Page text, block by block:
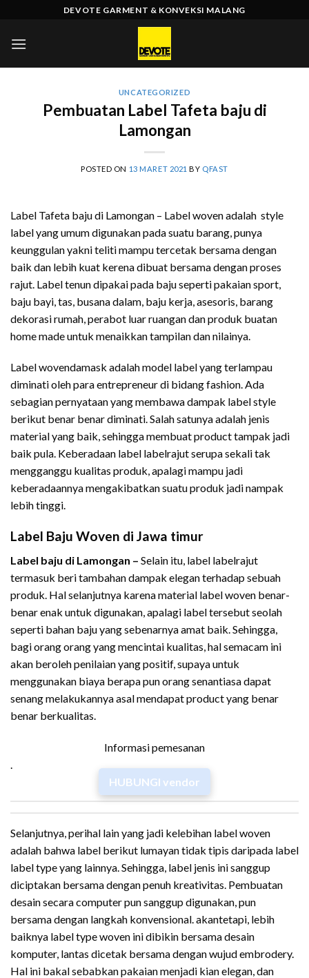
content
DEVOTE GARMENT & KONVEKSI MALANG
UNCATEGORIZED
Pembuatan Label Tafeta baju di
Lamongan
POSTED ON 13 MARET 2021 BY QFAST
Label Tafeta baju di Lamongan – Label woven adalah style
label yang umum digunakan pada suatu barang, punya
keunggulan yakni teliti mampu tercetak bersama dengan
baik dan lebih kuat kerena dibuat bersama dengan proses
rajut. Label tenun dipakai pada baju seperti pakaian sport,
baju bayi, tas, busana dalam, baju kerja, asesoris, barang
dekorasi rumah, perabot luar ruangan dan produk buatan
home made untuk menaikkan tampilan dan nilainya.
Label wovendamask adalah model label yang terlampau
diminati oleh para entrepreneur di bidang fashion. Ada
sebagian pernyataan yang membawa dampak label style
berikut benar benar diminati. Salah satunya adalah jenis
material yang baik, sehingga membuat product tampak jadi
baik pula. Keberadaan label labelrajut serupa sekali tak
mengganggu kualitas produk, apalagi mampu jadi
keberadaannya mengakibatkan suatu produk jadi nampak
lebih tinggi.
Label Baju Woven di Jawa timur
Label baju di Lamongan – Selain itu, label labelrajut
termasuk beri tambahan dampak elegan terhadap sebuah
produk. Hal selanjutnya karena material label woven benar-
benar enak untuk digunakan, apalagi label tersebut seolah
seperti bahan baju yang sebenarnya amat baik. Sehingga,
bagi orang orang yang mencintai kualitas, hal semacam ini
akan beroleh penilaian yang positif, supaya untuk
menggunakan biaya berapa pun orang senantiasa dapat
senang melakukannya asal mendapat product yang benar
benar berkualitas.
Informasi pemesanan
HUBUNGI vendor
Selanjutnya, perihal lain yang jadi kelebihan label woven
adalah bahwa label berikut lumayan tidak tipis daripada label
label type yang lainnya. Sehingga, label jenis ini sanggup
diciptakan bersama dengan penuh kreativitas. Pembuatan
desain secara computer pun sanggup digunakan, pun
bersama dengan langkah konvensional. akantetapi, lebih
baiknya label type woven ini dibikin bersama desain
komputer, lantas dicetak bersama dengan wujud embrodery.
Hal ini bakal sebabkan pakaian menjadi kian elegan, dan